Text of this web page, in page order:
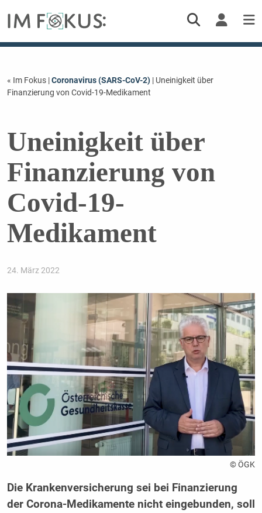
« Im Fokus |Coronavirus (SARS-CoV-2)| Uneinigkeit über
Finanzierung von Covid-19-Medikament
Uneinigkeit über
Finanzierung von
Covid-19-
Medikament
24. März 2022
© ÖGK
Die Krankenversicherung sei bei Finanzierung
der Corona-Medikamente nicht eingebunden, soll